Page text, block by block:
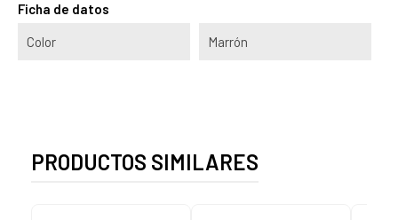
Ficha de datos
Color Marrón
PRODUCTOS SIMILARES